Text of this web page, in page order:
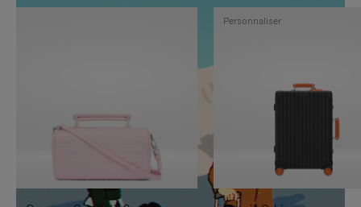
VIDÉO
PAUSE,
APPUYEZ
SUR
SON
DÉSACTIVÉ.
VEUILLEZ
Personnaliser